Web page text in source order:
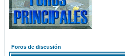
Foros de discusión